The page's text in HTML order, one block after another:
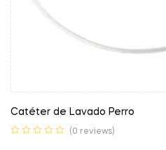
Catéter de Lavado Perro
(0 reviews)